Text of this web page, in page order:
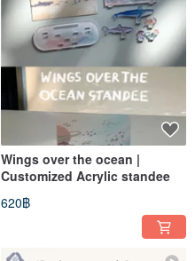
Wings over the ocean |
Customized Acrylic standee
620฿